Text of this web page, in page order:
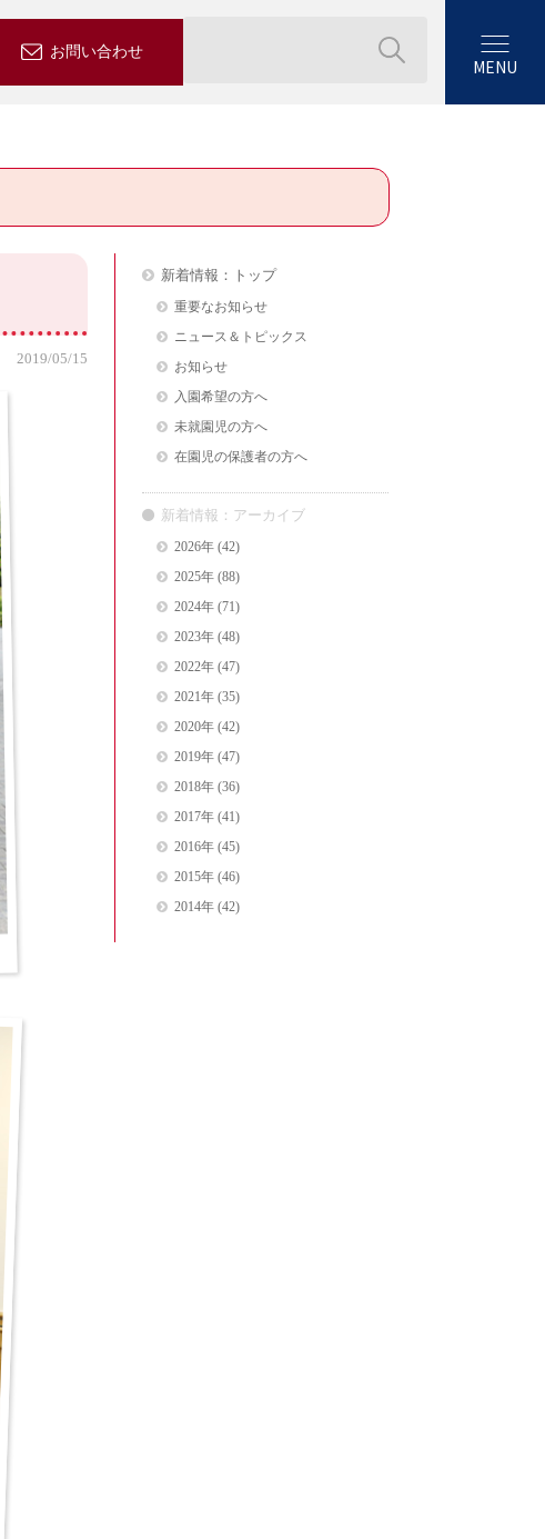
お問い合わせ
MENU
2019/05/15
新着情報：トップ
重要なお知らせ
ニュース＆トピックス
お知らせ
入園希望の方へ
未就園児の方へ
在園児の保護者の方へ
新着情報：アーカイブ
2026年(42)
2025年(88)
2024年(71)
2023年(48)
2022年(47)
2021年(35)
2020年(42)
2019年(47)
2018年(36)
2017年(41)
2016年(45)
2015年(46)
2014年(42)